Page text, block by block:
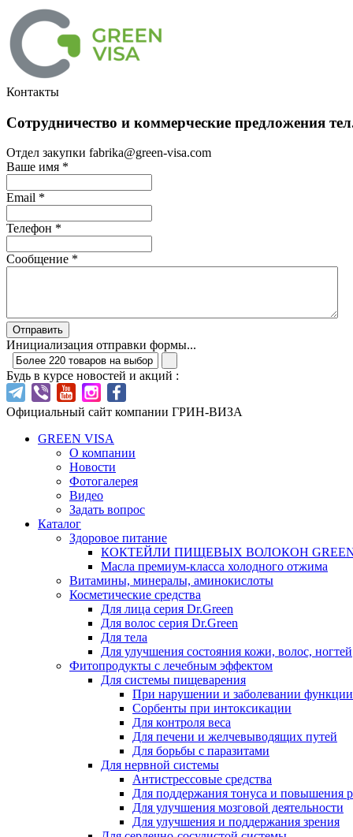
Контакты
Сотрудничество и коммерческие предложения
Отдел закупки fabrika@green-visa.com
Ваше имя *
Email *
Телефон *
Сообщение *
Отправить
Инициализация отправки формы...
Будь в курсе новостей и акций :
Официальный сайт компании ГРИН-ВИЗА
GREEN VISA
О компании
Новости
Фотогалерея
Видео
Задать вопрос
Каталог
Здоровое питание
КОКТЕЙЛИ ПИЩЕВЫХ ВОЛОКОН GREEN
Масла премиум-класса холодного отжима
Витамины, минералы, аминокислоты
Косметические средства
Для лица серия Dr.Green
Для волос серия Dr.Green
Для тела
Для улучшения состояния кожи, волос, ногтей
Фитопродукты с лечебным эффектом
Для системы пищеварения
При нарушении и заболевании
Сорбенты при интоксикации
Для контроля веса
Для печени и желчевыводящих путей
Для борьбы с паразитами
Для нервной системы
Антистрессовые средства
Для поддержания тонуса и повышения
Для улучшения мозговой деятельности
Для улучшения и поддержания зрения